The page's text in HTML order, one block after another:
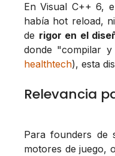
En Visual C++ 6,
había hot reload,
de rigor en el
donde "compilar
healthtech), esta
Relevancia
Para founders de
motores de juego,